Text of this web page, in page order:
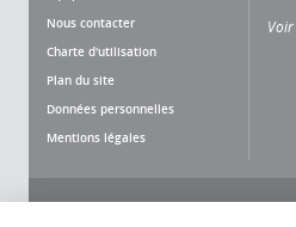
Nous contacter
Charte d'utilisation
Plan du site
Données personnelles
Mentions légales